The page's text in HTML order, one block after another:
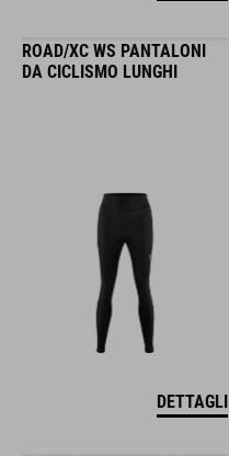
ROAD/XC WS PANTALONI
DA CICLISMO LUNGHI
DETTAGLI